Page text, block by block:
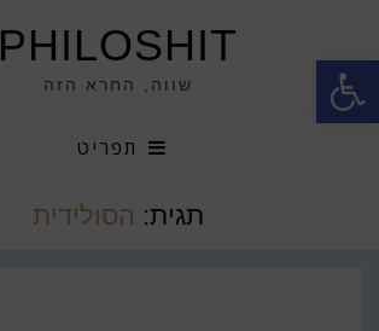
פתח סרגל נגישות PHILOSHIT
שווה, החרא הזה
תפריט
תגית: הסולידית